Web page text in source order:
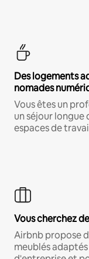
Des logements
nomades
Vous êtes un
un séjour
espaces de
Vous cherchez
Airbnb propose
meublés